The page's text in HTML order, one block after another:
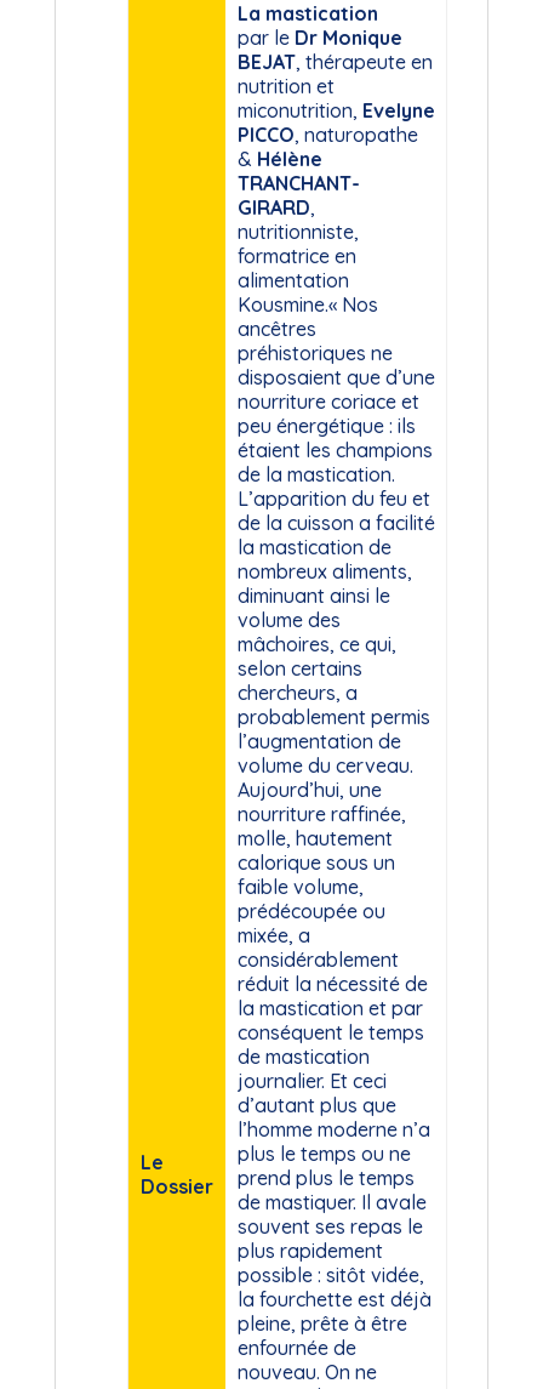
Le
Dossier
La mastication
par le Dr Monique
BEJAT, thérapeute en
nutrition et
miconutrition, Evelyne
PICCO, naturopathe
& Hélène
TRANCHANT-
GIRARD,
nutritionniste,
formatrice en
alimentation
Kousmine.« Nos
ancêtres
préhistoriques ne
disposaient que d’une
nourriture coriace et
peu énergétique : ils
étaient les champions
de la mastication.
L’apparition du feu et
de la cuisson a facilité
la mastication de
nombreux aliments,
diminuant ainsi le
volume des
mâchoires, ce qui,
selon certains
chercheurs, a
probablement permis
l’augmentation de
volume du cerveau.
Aujourd’hui, une
nourriture raffinée,
molle, hautement
calorique sous un
faible volume,
prédécoupée ou
mixée, a
considérablement
réduit la nécessité de
la mastication et par
conséquent le temps
de mastication
journalier. Et ceci
d’autant plus que
l’homme moderne n’a
plus le temps ou ne
prend plus le temps
de mastiquer. Il avale
souvent ses repas le
plus rapidement
possible : sitôt vidée,
la fourchette est déjà
pleine, prête à être
enfournée de
nouveau. On ne